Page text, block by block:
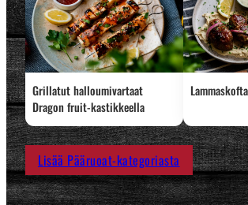
Grillatut halloumivartaat
Dragon fruit-kastikkeella
Lisää Pääruoat-kategoriasta